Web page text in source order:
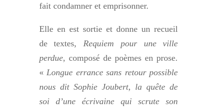
fait condamner et emprisonner.
Elle en est sortie et donne un recueil
de textes,Requiem pour une ville
perdue, composé de poèmes en prose.
«Longue errance sans retour possible
nous dit Sophie Joubert, la quête de
soi d’une écrivaine qui scrute son